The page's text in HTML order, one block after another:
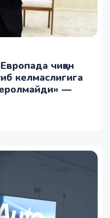
чиққан
келмаслигига
—